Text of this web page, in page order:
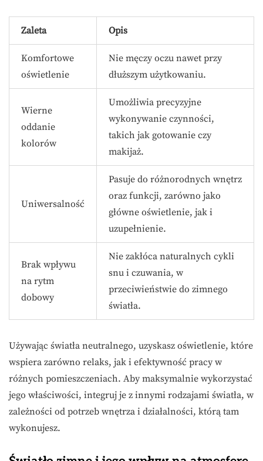
Zaleta Opis
Komfortowe
oświetlenie
Nie męczy oczu nawet przy
dłuższym użytkowaniu.
Wierne
oddanie
kolorów
Umożliwia precyzyjne
wykonywanie czynności,
takich jak gotowanie czy
makijaż.
Uniwersalność
Pasuje do różnorodnych wnętrz
oraz funkcji, zarówno jako
główne oświetlenie, jak i
uzupełnienie.
Brak wpływu
na rytm
dobowy
Nie zakłóca naturalnych cykli
snu i czuwania, w
przeciwieństwie do zimnego
światła.
Używając światła neutralnego, uzyskasz oświetlenie, które
wspiera zarówno relaks, jak i efektywność pracy w
różnych pomieszczeniach. Aby maksymalnie wykorzystać
jego właściwości, integruj je z innymi rodzajami światła, w
zależności od potrzeb wnętrza i działalności, którą tam
wykonujesz.